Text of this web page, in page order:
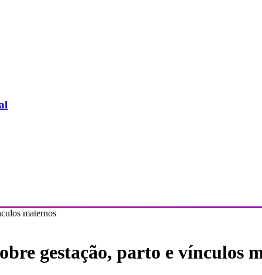
maternos
gestação, parto e vínculos